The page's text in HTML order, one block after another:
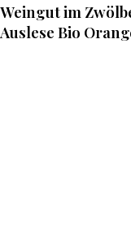
Weingut im
Auslese Bio